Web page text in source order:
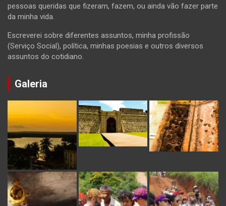
pessoas queridas que fizeram, fazem, ou ainda vão fazer parte
da minha vida.
Escreverei sobre diferentes assuntos, minha profissão
(Serviço Social), política, minhas poesias e outros diversos
assuntos do cotidiano.
Galeria